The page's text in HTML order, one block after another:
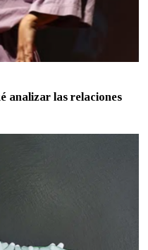
analizar las relaciones